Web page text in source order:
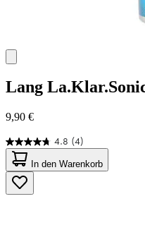
Lang
9,90 €
4.8 (4)
4.8
von
5
Sternen.
4
In den Warenkorb